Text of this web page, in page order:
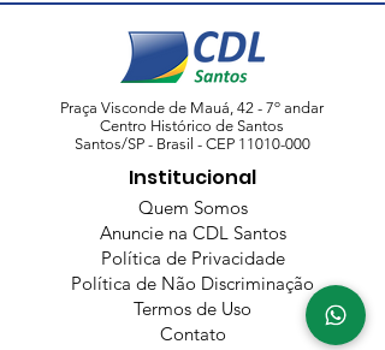
Praça Visconde de Mauá, 42 - 7º andar
Centro Histórico de Santos
Santos/SP - Brasil - CEP 11010-000
Institucional
Quem Somos
Anuncie na CDL Santos
Política de Privacidade
Política de Não Discriminação
Termos de Uso
Contato